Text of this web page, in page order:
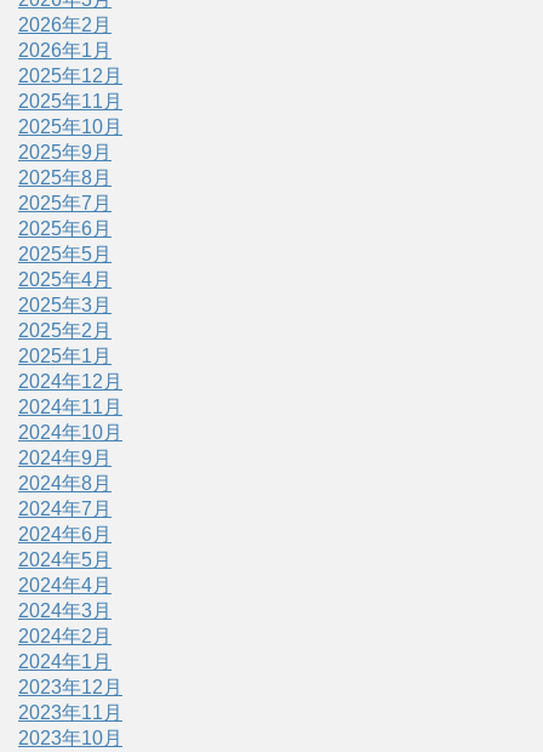
2026年2月
2026年1月
2025年12月
2025年11月
2025年10月
2025年9月
2025年8月
2025年7月
2025年6月
2025年5月
2025年4月
2025年3月
2025年2月
2025年1月
2024年12月
2024年11月
2024年10月
2024年9月
2024年8月
2024年7月
2024年6月
2024年5月
2024年4月
2024年3月
2024年2月
2024年1月
2023年12月
2023年11月
2023年10月